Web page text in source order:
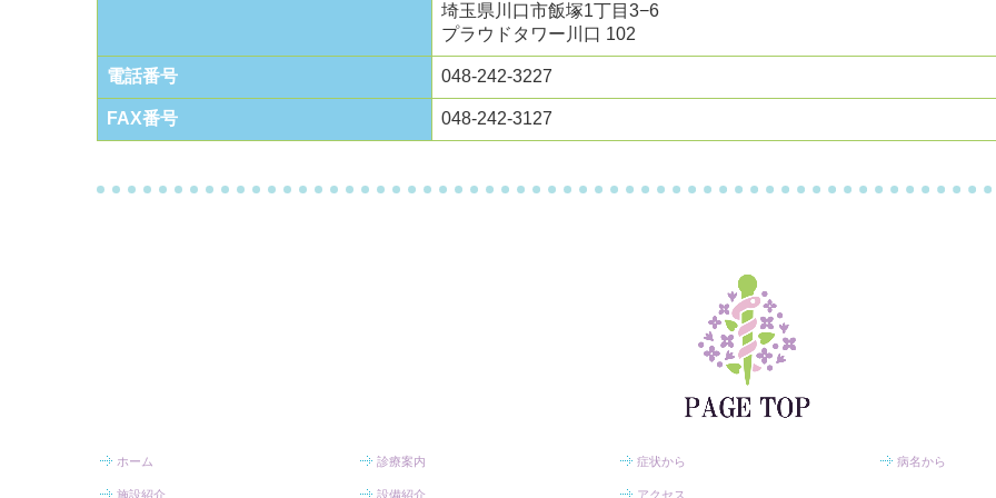
埼玉県川口市飯塚1丁目3−6
プラウドタワー川口 102
電話番号 048-242-3227
FAX番号 048-242-3127
ホーム 診療案内 症状から 病名から
施設紹介 設備紹介 アクセス